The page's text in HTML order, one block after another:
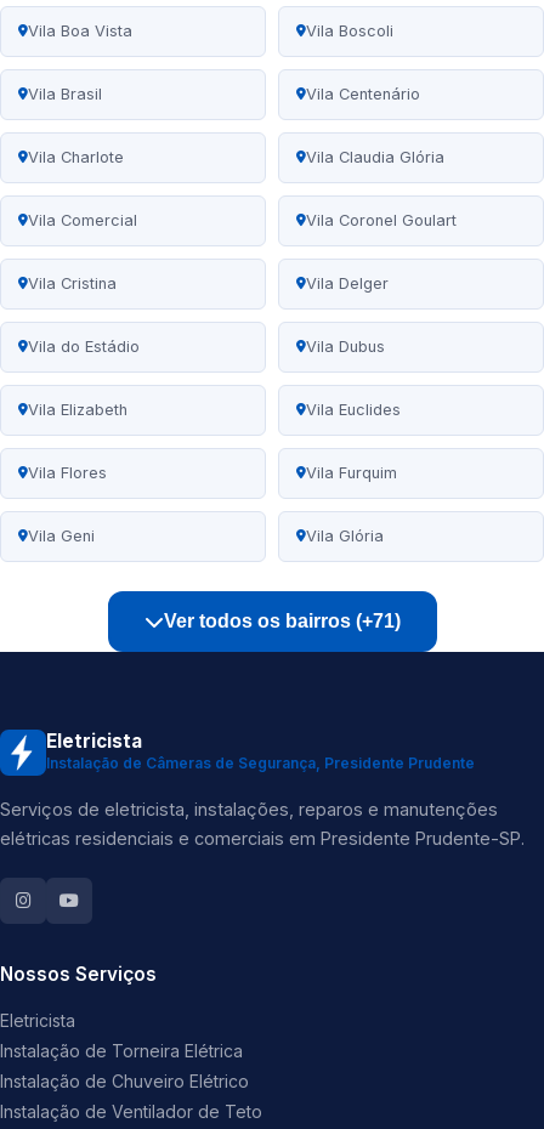
Vila Boa Vista Vila Boscoli
Vila Brasil Vila Centenário
Vila Charlote Vila Claudia Glória
Vila Comercial Vila Coronel Goulart
Vila Cristina Vila Delger
Vila do Estádio Vila Dubus
Vila Elizabeth Vila Euclides
Vila Flores Vila Furquim
Vila Geni Vila Glória
Ver todos os bairros (+71)
Eletricista
Instalação de Câmeras de Segurança, Presidente Prudente
Serviços de eletricista, instalações, reparos e manutenções
elétricas residenciais e comerciais em Presidente Prudente-SP.
Nossos Serviços
Eletricista
Instalação de Torneira Elétrica
Instalação de Chuveiro Elétrico
Instalação de Ventilador de Teto